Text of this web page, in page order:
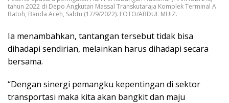
tahun 2022 di Depo Angkutan Massal Transkutaraja Komplek Terminal A
Batoh, Banda Aceh, Sabtu (17/9/2022). FOTO/ABDUL MUIZ.
Ia menambahkan, tantangan tersebut tidak bisa
dihadapi sendirian, melainkan harus dihadapi secara
bersama.
“Dengan sinergi pemangku kepentingan di sektor
transportasi maka kita akan bangkit dan maju